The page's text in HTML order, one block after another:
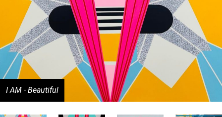
I AM - Beautiful